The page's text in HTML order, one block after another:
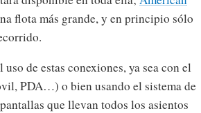
flota más grande, y en principio sólo
de estas conexiones, ya sea con el
PDA…) o bien usando el sistema de
que llevan todos los asientos